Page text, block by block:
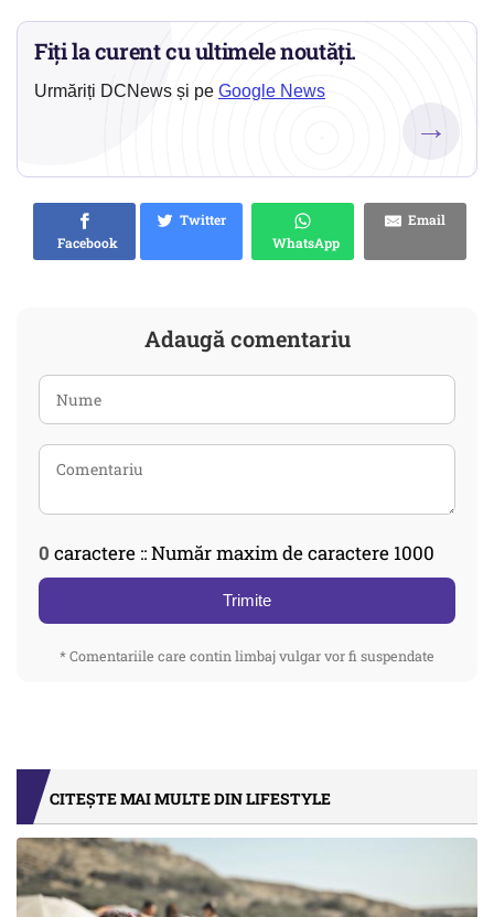
Fiți la curent cu ultimele noutăți.
Urmăriți DCNews și pe Google News
→
Facebook
Twitter
WhatsApp
Email
Adaugă comentariu
0 caractere :: Număr maxim de caractere 1000
Trimite
* Comentariile care contin limbaj vulgar vor fi suspendate
CITEȘTE MAI MULTE DIN LIFESTYLE